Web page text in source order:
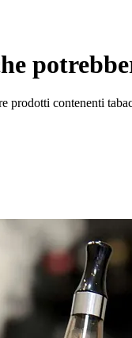
prodotti contenenti